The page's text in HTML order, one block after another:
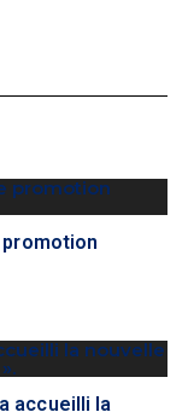
promotion
accueilli la